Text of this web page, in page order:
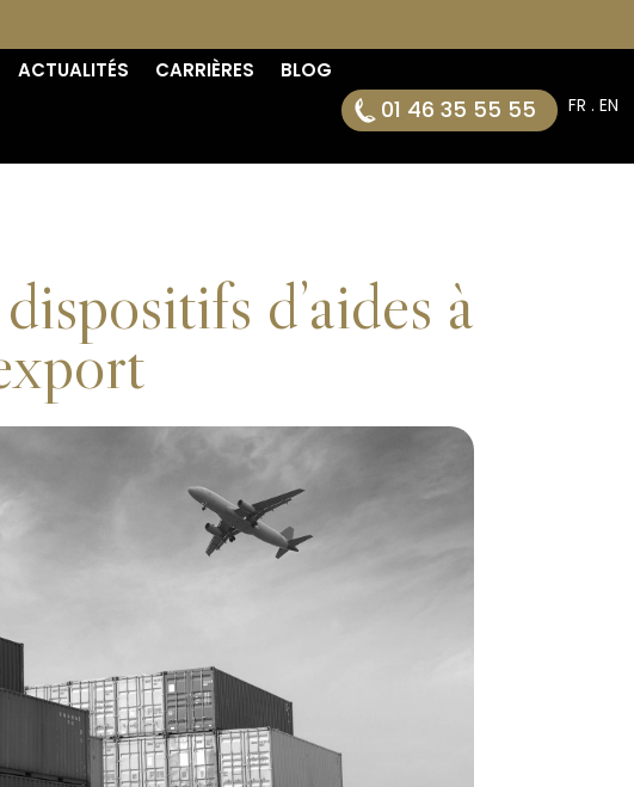
ACTUALITÉS CARRIÈRES BLOG
01 46 35 55 55 FR . EN
d’aides à